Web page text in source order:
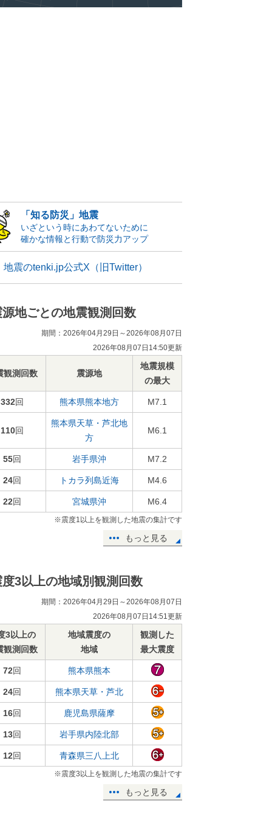
「知る防災」地震
いざという時にあわてないために
確かな情報と行動で防災力アップ
地震のtenki.jp公式X（旧Twitter）
源地ごとの地震観測回数
期間：2026年04月29日～2026年08月07日
2026年08月07日14:50更新
観測回数 震源地
地震規模
の最大
332回 熊本県熊本地方 M7.1
110回
熊本県天草・芦北地
方
M6.1
55回 岩手県沖 M7.2
24回 トカラ列島近海 M4.6
22回 宮城県沖 M6.4
※震度1以上を観測した地震の集計です
もっと見る
度3以上の地域別観測回数
期間：2026年04月29日～2026年08月07日
2026年08月07日14:51更新
3以上の
観測回数
地域震度の
地域
観測した
最大震度
72回 熊本県熊本
24回 熊本県天草・芦北
16回 鹿児島県薩摩
13回 岩手県内陸北部
12回 青森県三八上北
※震度3以上を観測した地震の集計です
もっと見る